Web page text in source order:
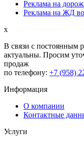
Реклама на
Реклама на ЖД
x
В связи с постоянным
актуальны. Просим
продаж
по телефону: +7 (958)
Информация
О компании
Контактные
Услуги